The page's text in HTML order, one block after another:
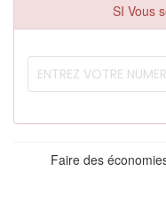
SI Vous
Faire des